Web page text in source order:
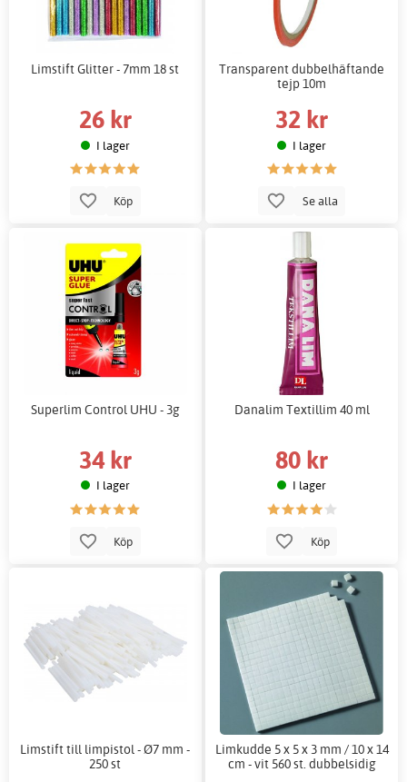
Limstift Glitter - 7mm 18 st
26 kr
I lager
Köp
Transparent dubbelhäftande
tejp 10m
32 kr
I lager
Se alla
Superlim Control UHU - 3g
34 kr
I lager
Köp
Danalim Textillim 40 ml
80 kr
I lager
Köp
Limstift till limpistol - Ø7 mm -
250 st
Limkudde 5 x 5 x 3 mm / 10 x 14
cm - vit 560 st. dubbelsidig